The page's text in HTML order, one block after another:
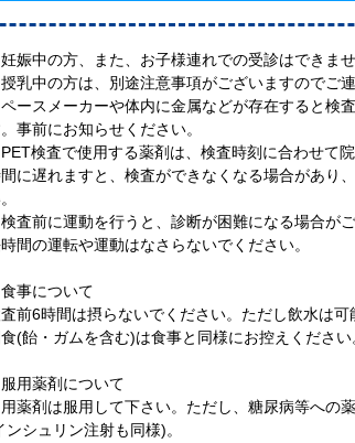
妊娠中の方、また、お子様連れでの受診はできま
授乳中の方は、別途注意事項がございますのでご
ペースメーカーや体内に金属などが存在すると検
事前にお知らせください。
PET検査で使用する薬剤は、検査時刻に合わせて
に遅れますと、検査ができなくなる場合があり
検査前に運動を行うと、診断が困難になる場合が
間の運転や運動はなさらないでください。
事について
前6時間は摂らないでください。ただし飲水は可
(飴・ガムを含む)は食事と同様にお控えください
用薬剤について
薬剤は服用して下さい。ただし、糖尿病等への
ンシュリン注射も同様)。